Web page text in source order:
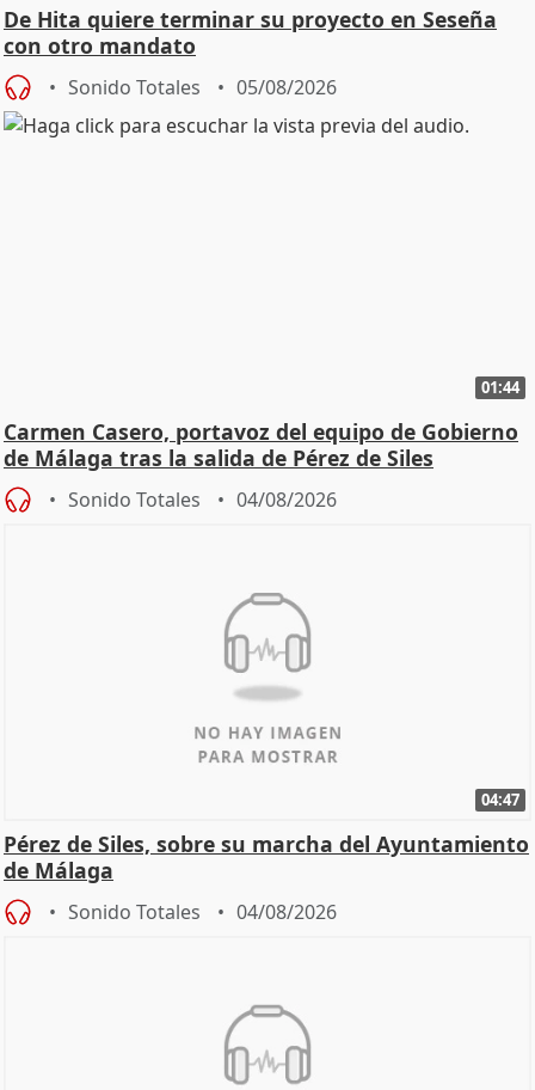
De Hita quiere terminar su proyecto en Seseña
con otro mandato
Sonido Totales 05/08/2026
01:44
Carmen Casero, portavoz del equipo de Gobierno
de Málaga tras la salida de Pérez de Siles
Sonido Totales 04/08/2026
04:47
Pérez de Siles, sobre su marcha del Ayuntamiento
de Málaga
Sonido Totales 04/08/2026